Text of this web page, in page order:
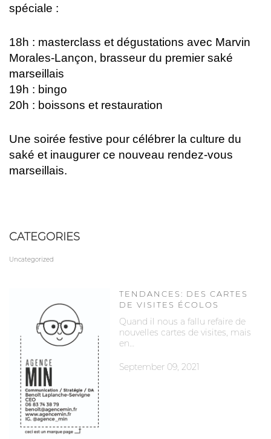
spéciale :
18h : masterclass et dégustations avec Marvin
Morales-Lançon, brasseur du premier saké
marseillais
19h : bingo
20h : boissons et restauration
Une soirée festive pour célébrer la culture du
saké et inaugurer ce nouveau rendez-vous
marseillais.
CATEGORIES
Uncategorized
TENDANCES: DES CARTES
DE VISITES ÉCOLOS
Quand il nous a fallu refaire de
nouvelles cartes de visites, mais
en…
September 09, 2021